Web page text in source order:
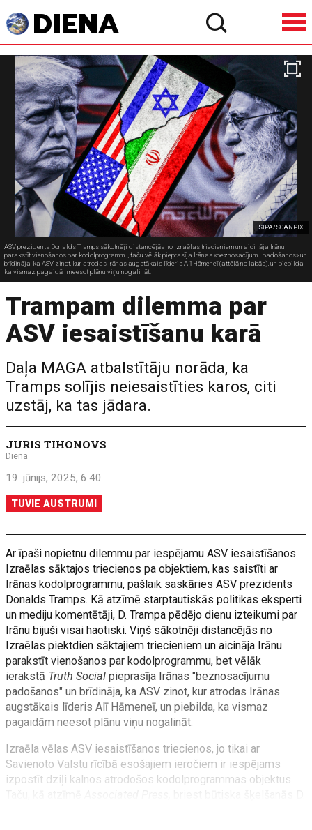
SIPA/SCANPIX
ASV prezidents Donalds Tramps sākotnēji distancējās no Izraēlas triecieniem un aicināja Irānu
parakstīt vienošanos par kodolprogrammu, taču vēlāk pieprasīja Irānas «beznosacījumu padošanos» un
brīdināja, ka ASV zinot, kur atrodas Irānas augstākais līderis Alī Hāmeneī (attēlā no labās), un piebilda,
ka vismaz pagaidām neesot plānu viņu nogalināt.
Trampam dilemma par
ASV iesaistīšanu karā
Daļa MAGA atbalstītāju norāda, ka
Tramps solījis neiesaistīties karos, citi
uzstāj, ka tas jādara.
JURIS TIHONOVS
Diena
19. jūnijs, 2025, 6:40
TUVIE AUSTRUMI
Ar īpaši nopietnu dilemmu par iespējamu ASV iesaistīšanos
Izraēlas sāktajos triecienos pa objektiem, kas saistīti ar
Irānas kodolprogrammu, pašlaik saskāries ASV prezidents
Donalds Tramps. Kā atzīmē starptautiskās politikas eksperti
un mediju komentētāji, D. Trampa pēdējo dienu izteikumi par
Irānu bijuši visai haotiski. Viņš sākotnēji distancējās no
Izraēlas piektdien sāktajiem triecieniem un aicināja Irānu
parakstīt vienošanos par kodolprogrammu, bet vēlāk
ierakstā Truth Socialpieprasīja Irānas "beznosacījumu
padošanos" un brīdināja, ka ASV zinot, kur atrodas Irānas
augstākais līderis Alī Hāmeneī, un piebilda, ka vismaz
pagaidām neesot plānu viņu nogalināt.
Izraēla vēlas ASV iesaistīšanos triecienos, jo tikai ar
Savienoto Valstu rīcībā esošajiem ieročiem ir iespējams
izpostīt dziļi kalnos atrodošos kodolprogrammas objektus.